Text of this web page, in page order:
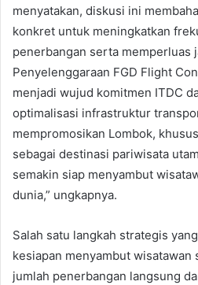
menyatakan, diskusi ini
konkret untuk meningkatkan
penerbangan serta memperluas
Penyelenggaraan FGD Flight
menjadi wujud komitmen ITDC
optimalisasi infrastruktur
mempromosikan Lombok,
sebagai destinasi pariwisata
semakin siap menyambut
dunia,” ungkapnya.
Salah satu langkah strategis
kesiapan menyambut
jumlah penerbangan langsung